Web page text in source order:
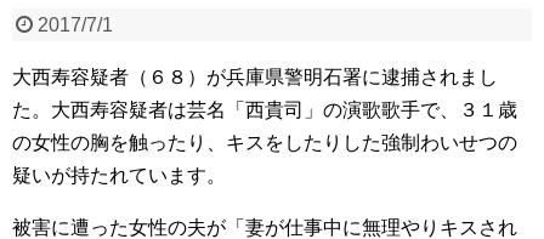
2017/7/1
大西寿容疑者（６８）が兵庫県警明石署に逮捕されまし
た。大西寿容疑者は芸名「西貴司」の演歌歌手で、３１歳
の女性の胸を触ったり、キスをしたりした強制わいせつの
疑いが持たれています。
被害に遭った女性の夫が「妻が仕事中に無理やりキスされ